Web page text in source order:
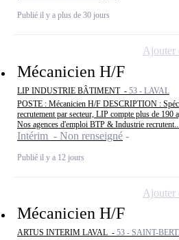
Publié il y a plus de 30 jours
Mécanicien H/F
LIP INDUSTRIE BÂTIMENT - 53 - LAVAL
POSTE : Mécanicien H/F DESCRIPTION :
recrutement par secteur, LIP compte plus de 190
Nos agences d'emploi BTP & Industrie recrutent...
Intérim - Non renseigné
Publié il y a 12 jours
Ajouter
Mécanicien H/F
ARTUS INTERIM LAVAL - 53 - SAINT-
Ajouter